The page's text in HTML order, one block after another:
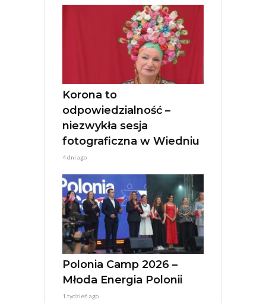
Korona to
odpowiedzialność –
niezwykła sesja
fotograficzna w Wiedniu
4 dni ago
Polonia Camp 2026 –
Młoda Energia Polonii
1 tydzień ago